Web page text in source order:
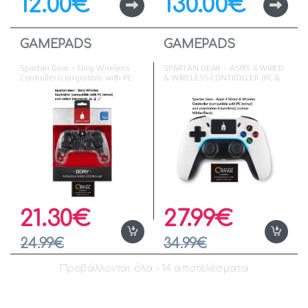
12.00€ 130.00€
GAMEPADS
Spartan Gear – Dory Wireless
Controller (compatible with PC
[wired] and switch [wireless])
21.30€
24.99€
GAMEPADS
SPARTAN GEAR – ASPIS 4 WIRED
& WIRELESS CONTROLLER (PC &
27.99€
34.99€
Προβάλλονται όλα - 14 αποτελέσματα